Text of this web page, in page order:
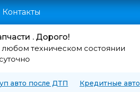
Контакты
. Дорого!
техническом состоянии
авто после ДТП Кредитные авто